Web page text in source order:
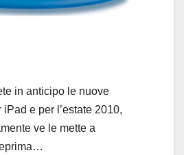
in anticipo le nuove
e per l’estate 2010,
ve le mette a